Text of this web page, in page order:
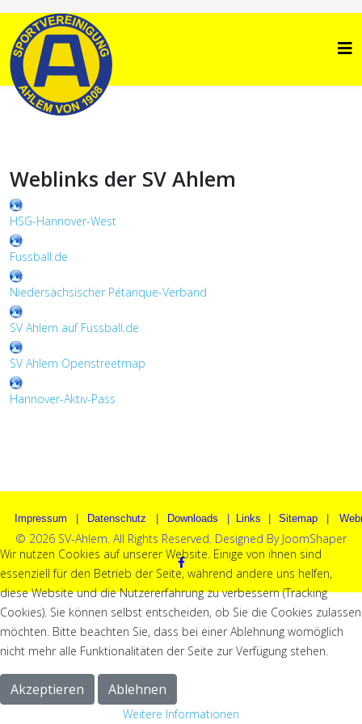
Weblinks der SV Ahlem
HSG-Hannover-West
Fussball.de
Niedersächsischer Pétanque-Verband
SV Ahlem auf Fussball.de
SV Ahlem Openstreetmap
Hannover-Aktiv-Pass
Impressum Datenschutz Downloads Links Sitemap
© 2026 SV-Ahlem. All Rights Reserved. Designed By JoomShaper
Wir nutzen Cookies auf unserer Website. Einige von ihnen sind
essenziell für den Betrieb der Seite, während andere uns helfen,
diese Website und die Nutzererfahrung zu verbessern (Tracking
Cookies). Sie können selbst entscheiden, ob Sie die Cookies zulassen
möchten. Bitte beachten Sie, dass bei einer Ablehnung womöglich
nicht mehr alle Funktionalitäten der Seite zur Verfügung stehen.
Akzeptieren Ablehnen
Weitere Informationen